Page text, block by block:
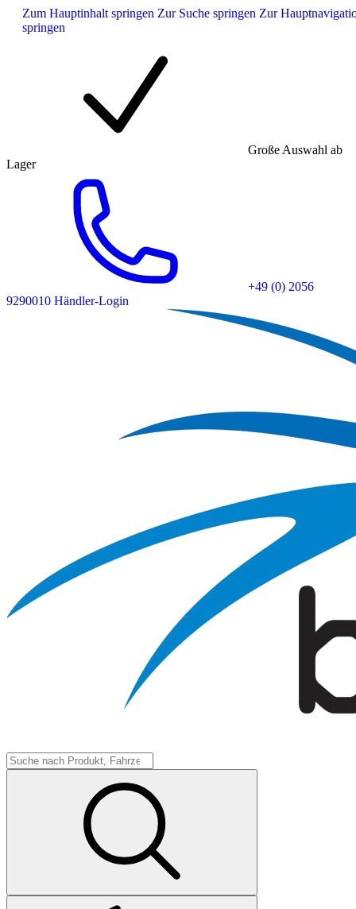
Zum Hauptinhalt springen Zur Suche springen Zur
springen
Große Auswahl ab
Lager
+49 (0) 2056
9290010 Händler-Login